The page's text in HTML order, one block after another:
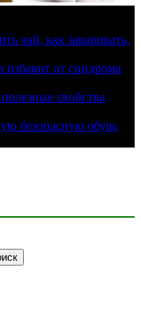
чай, как заваривать,
избавит от синдрома
свойства
безопасную обувь